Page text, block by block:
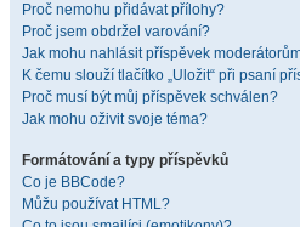
Proč nemohu přidávat přílohy?
Proč jsem obdržel varování?
Jak mohu nahlásit příspěvek
K čemu slouží tlačítko „Uložit“ při psaní
Proč musí být můj příspěvek schválen?
Jak mohu oživit svoje téma?
Formátování a typy příspěvků
Co je BBCode?
Můžu používat HTML?